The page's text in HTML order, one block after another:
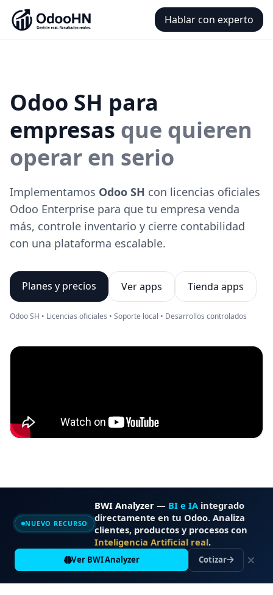
Hablar con experto
Odoo SH para
empresas que quieren
operar en serio
Implementamos Odoo SH con licencias oficiales
Odoo Enterprise para que tu empresa venda
más, controle inventario y cierre contabilidad
con una plataforma escalable.
Planes y precios Ver apps Tienda apps
Odoo SH • Licencias oficiales • Soporte local • Desarrollos controlados
NUEVO RECURSO
BWI Analyzer — BI e IA integrado
directamente en tu Odoo. Analiza
clientes, productos y procesos con
Inteligencia Artificial real.
Ver BWI Analyzer Cotizar